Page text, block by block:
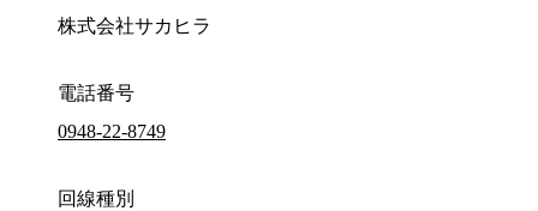
株式会社サカヒラ
電話番号
0948-22-8749
回線種別